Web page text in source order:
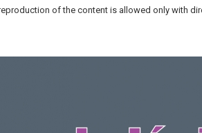
of the content is allowed only with